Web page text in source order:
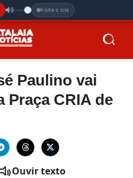
Visite o site
Paulino vai
Praça CRIA de
Ouvir texto